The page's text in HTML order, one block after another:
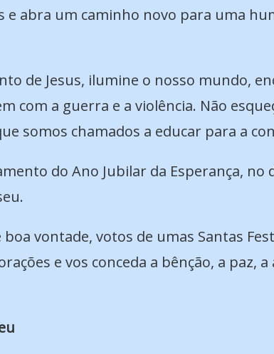
e abra um caminho novo para uma
de Jesus, ilumine o nosso mundo,
com a guerra e a violência. Não
somos chamados a educar para a
do Ano Jubilar da Esperança, no
vontade, votos de umas Santas
e vos conceda a bênção, a paz,